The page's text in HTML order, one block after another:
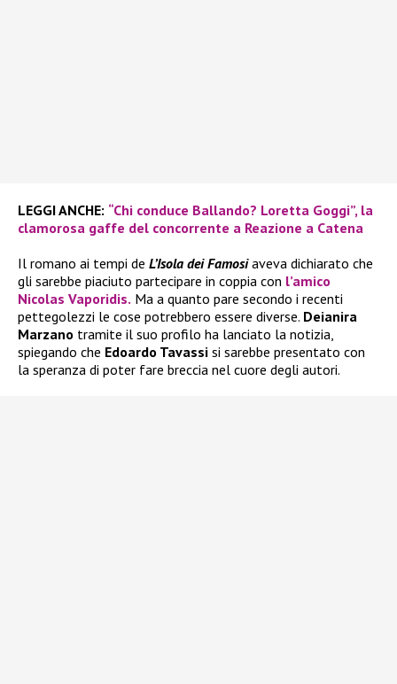
LEGGI ANCHE: “Chi conduce Ballando? Loretta Goggi”, la
clamorosa gaffe del concorrente a Reazione a Catena
Il romano ai tempi de L’Isola dei Famosiaveva dichiarato che
gli sarebbe piaciuto partecipare in coppia con l’amico
Nicolas Vaporidis. Ma a quanto pare secondo i recenti
pettegolezzi le cose potrebbero essere diverse. Deianira
Marzano tramite il suo profilo ha lanciato la notizia,
spiegando che Edoardo Tavassi si sarebbe presentato con
la speranza di poter fare breccia nel cuore degli autori.